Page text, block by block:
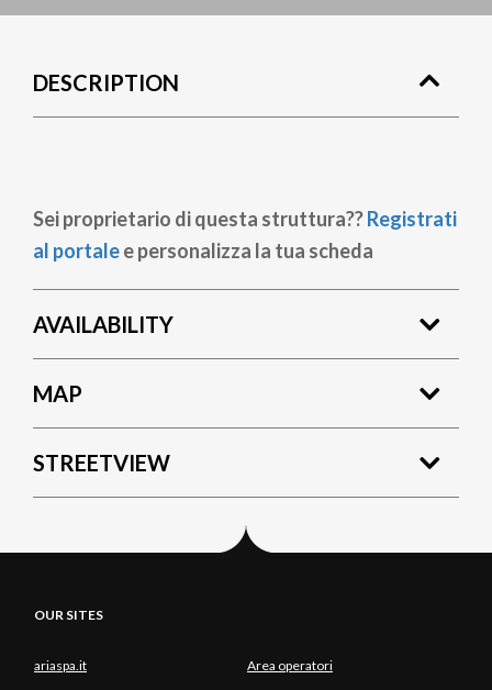
DESCRIPTION
Sei proprietario di questa struttura??Registrati
al portalee personalizza la tua scheda
AVAILABILITY
MAP
STREETVIEW
OUR SITES
ariaspa.it Area operatori